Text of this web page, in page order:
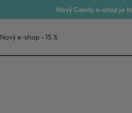
Nový Candy e-shop je
Nový e-shop - 15 %